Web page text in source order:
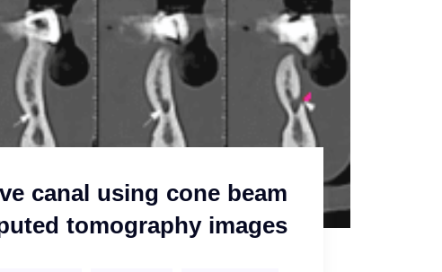
canal using cone beam
tomography images